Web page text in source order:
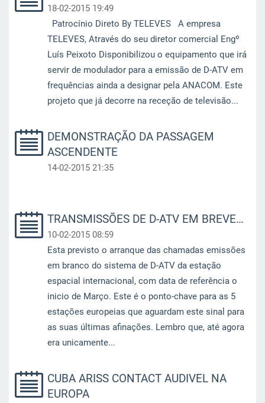
18-02-2015 19:49
Patrocínio Direto By TELEVES A empresa
TELEVES, Através do seu diretor comercial Engº
Luís Peixoto Disponibilizou o equipamento que irá
servir de modulador para a emissão de D-ATV em
frequências ainda a designar pela ANACOM. Este
projeto que já decorre na receção de televisão...
DEMONSTRAÇÃO DA PASSAGEM
ASCENDENTE
14-02-2015 21:35
TRANSMISSÕES DE D-ATV EM BREVE…
10-02-2015 08:59
Esta previsto o arranque das chamadas emissões
em branco do sistema de D-ATV da estação
espacial internacional, com data de referência o
inicio de Março. Este é o ponto-chave para as 5
estações europeias que aguardam este sinal para
as suas últimas afinações. Lembro que, até agora
era unicamente...
CUBA ARISS CONTACT AUDIVEL NA
EUROPA